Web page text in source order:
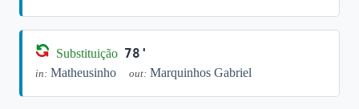
Substituição 78'
in: Matheusinho out: Marquinhos Gabriel